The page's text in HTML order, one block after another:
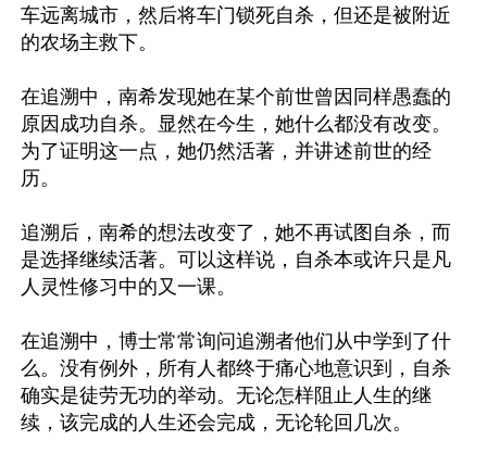
车远离城市，然后将车门锁死自杀，但还是被附近
的农场主救下。
在追溯中，南希发现她在某个前世曾因同样愚蠢的
原因成功自杀。显然在今生，她什么都没有改变。
为了证明这一点，她仍然活著，并讲述前世的经
历。
追溯后，南希的想法改变了，她不再试图自杀，而
是选择继续活著。可以这样说，自杀本或许只是凡
人灵性修习中的又一课。
在追溯中，博士常常询问追溯者他们从中学到了什
么。没有例外，所有人都终于痛心地意识到，自杀
确实是徒劳无功的举动。无论怎样阻止人生的继
续，该完成的人生还会完成，无论轮回几次。